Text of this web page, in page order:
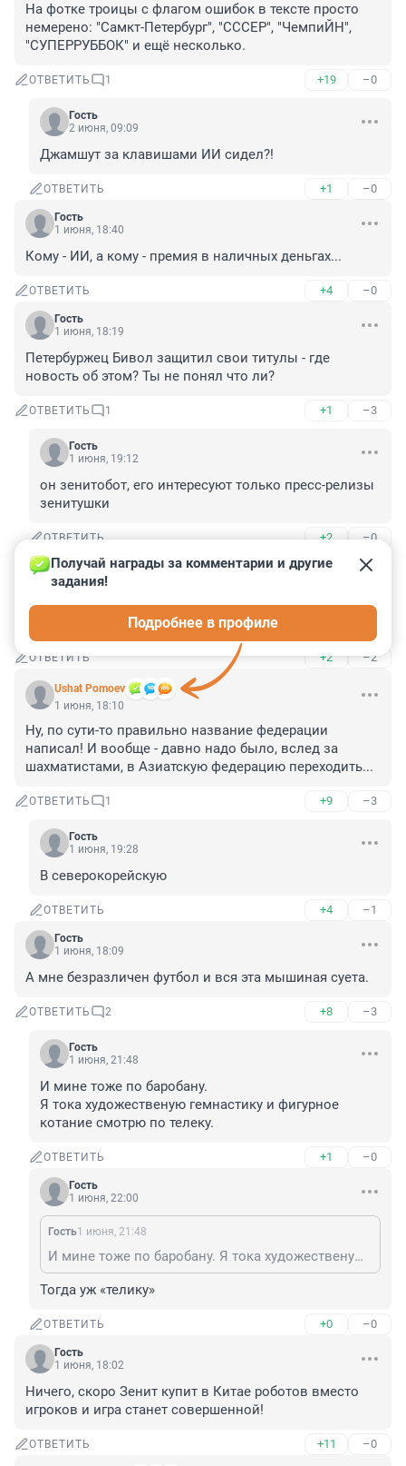
На фотке троицы с флагом ошибок в тексте просто
немерено: "Самкт-Петербург", "СССЕР", "ЧемпиЙН",
"СУПЕРРУББОК" и ещё несколько.
ОТВЕТИТЬ 1 +19 –0
Гость
2 июня, 09:09
Джамшут за клавишами ИИ сидел?!
ОТВЕТИТЬ +1 –0
Гость
1 июня, 18:40
Кому - ИИ, а кому - премия в наличных деньгах...
ОТВЕТИТЬ +4 –0
Гость
1 июня, 18:19
Петербуржец Бивол защитил свои титулы - где
новость об этом? Ты не понял что ли?
ОТВЕТИТЬ 1 +1 –3
Гость
1 июня, 19:12
он зенитобот, его интересуют только пресс-релизы
зенитушки
ОТВЕТИТЬ +2 –0
Гость
1 июня, 18:19
Там где начинается ИИ, заканчивается наша
ОТВЕТИТЬ +2 –2
Ushat Pomoev
Получай награды за комментарии и другие
задания!
Подробнее в профиле
1 июня, 18:10
Ну, по сути-то правильно название федерации
написал! И вообще - давно надо было, вслед за
шахматистами, в Азиатскую федерацию переходить...
ОТВЕТИТЬ 1 +9 –3
Гость
1 июня, 19:28
В северокорейскую
ОТВЕТИТЬ +4 –1
Гость
1 июня, 18:09
А мне безразличен футбол и вся эта мышиная суета.
ОТВЕТИТЬ 2 +8 –3
Гость
1 июня, 21:48
И мине тоже по баробану.
Я тока художественую гемнастику и фигурное
котание смотрю по телеку.
ОТВЕТИТЬ +1 –0
Гость
1 июня, 22:00
Гость1 июня, 21:48
И мине тоже по баробану. Я тока художественую гемнастику и фигурное котание смотрю по телеку.
Тогда уж «телику»
ОТВЕТИТЬ +0 –0
Гость
1 июня, 18:02
Ничего, скоро Зенит купит в Китае роботов вместо
игроков и игра станет совершенной!
ОТВЕТИТЬ +11 –0